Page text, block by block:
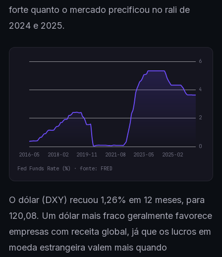
forte quanto o mercado precificou no rali de
2024 e 2025.
Fed Funds Rate (%) · fonte: FRED
O dólar (DXY) recuou 1,26% em 12 meses, para
120,08. Um dólar mais fraco geralmente favorece
empresas com receita global, já que os lucros em
moeda estrangeira valem mais quando